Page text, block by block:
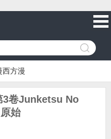
西方漫
卷Junketsu No
始